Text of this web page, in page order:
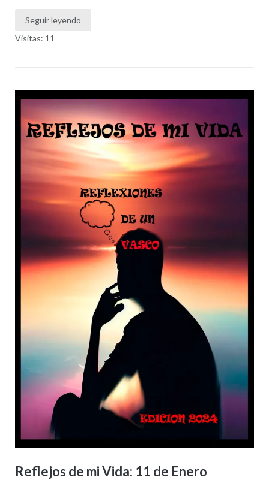
Seguir leyendo
Visitas: 11
Reflejos de mi Vida: 11 de Enero